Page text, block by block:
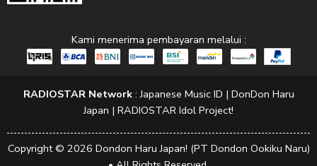
Kami menerima pembayaran melalui :
RADIOSTAR Network:Japanese Music ID | DonDon Haru
Japan | RADIOSTAR Idol Project!
Copyright © 2026 Dondon Haru Japan! (PT Dondon Ookiku Naru)